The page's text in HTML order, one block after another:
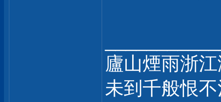
廬山煙雨浙
未到千般恨